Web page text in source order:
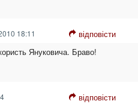
18:11 відповісти
Януковича. Браво!
відповісти